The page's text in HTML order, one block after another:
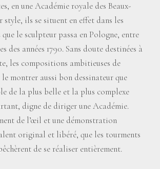
en une Académie royale des Beaux-
ils se situent en effet dans les
que le sculpteur passa en Pologne, entre
des années 1790. Sans doute destinées à
les compositions ambitieuses de
montrer aussi bon dessinateur que
de la plus belle et la plus complexe
digne de diriger une Académie.
de l’œil et une démonstration
original et libéré, que les tourments
de se réaliser entièrement.